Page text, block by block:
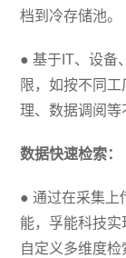
档到冷存储池。
● 基于IT、设备
限，如按不同
理、数据调阅等
数据快速检索：
● 通过在采集上
能，孚能科技
自定义多维度检